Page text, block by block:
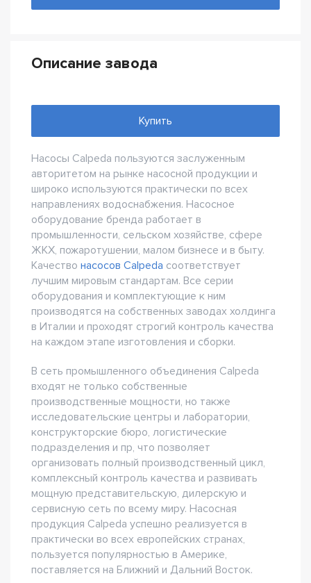
Описание завода
Купить
Насосы Calpeda пользуются заслуженным
авторитетом на рынке насосной продукции и
широко используются практически по всех
направлениях водоснабжения. Насосное
оборудование бренда работает в
промышленности, сельском хозяйстве, сфере
ЖКХ, пожаротушении, малом бизнесе и в быту.
Качество насосов Calpeda соответствует
лучшим мировым стандартам. Все серии
оборудования и комплектующие к ним
производятся на собственных заводах холдинга
в Италии и проходят строгий контроль качества
на каждом этапе изготовления и сборки.
В сеть промышленного объединения Calpeda
входят не только собственные
производственные мощности, но также
исследовательские центры и лаборатории,
конструкторские бюро, логистические
подразделения и пр, что позволяет
организовать полный производственный цикл,
комплексный контроль качества и развивать
мощную представительскую, дилерскую и
сервисную сеть по всему миру. Насосная
продукция Calpeda успешно реализуется в
практически во всех европейских странах,
пользуется популярностью в Америке,
поставляется на Ближний и Дальний Восток.